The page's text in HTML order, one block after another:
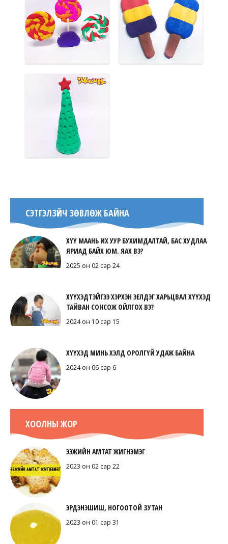
СЭТГЭЛЗҮЙЧ ЗӨВЛӨЖ БАЙНА
ХҮҮ МААНЬ ИХ УУР БУХИМДАЛТАЙ, БАС ХУДЛАА
ЯРИАД БАЙХ ЮМ. ЯАХ ВЭ?
2025 он 02 сар 24
ХҮҮХЭДТЭЙГЭЭ ХЭРХЭН ЭЕЛДЭГ ХАРЬЦВАЛ ХҮҮХЭД
ТАЙВАН СОНСОЖ ОЙЛГОХ ВЭ?
2024 он 10 сар 15
ХҮҮХЭД МИНЬ ХЭЛД ОРОЛГҮЙ УДАЖ БАЙНА
2024 он 06 сар 6
ХООЛНЫ ЖОР
ЭЭЖИЙН АМТАТ ЖИГНЭМЭГ
2023 он 02 сар 22
ЭРДЭНЭШИШ, НОГООТОЙ ЗУТАН
2023 он 01 сар 31